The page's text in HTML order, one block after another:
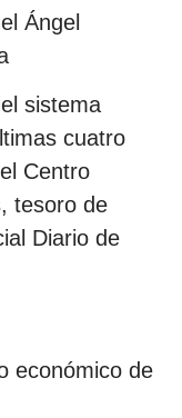
Ángel
sistema
cuatro
Centro
tesoro de
Diario de
económico de